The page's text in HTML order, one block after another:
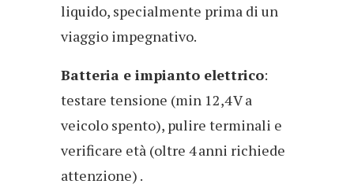
liquido, specialmente prima di un
viaggio impegnativo.
Batteria e impianto elettrico:
testare tensione (min 12,4 V a
veicolo spento), pulire terminali e
verificare età (oltre 4 anni richiede
attenzione) .